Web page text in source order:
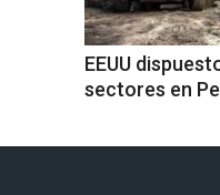
EEUU
sectores en